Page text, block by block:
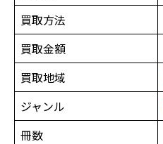
買取方法
買取金額
買取地域
ジャンル
冊数